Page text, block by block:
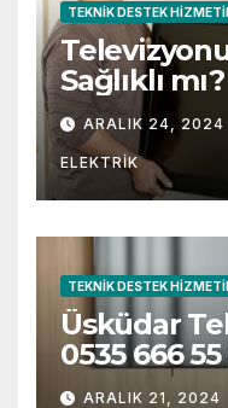
TEKNIK DESTEK
Sağlıklı mı?
ARALIK 24, 2024
ELEKTRIK
TEKNIK DESTEK
Üsküdar
0535 666
ARALIK 21, 2024